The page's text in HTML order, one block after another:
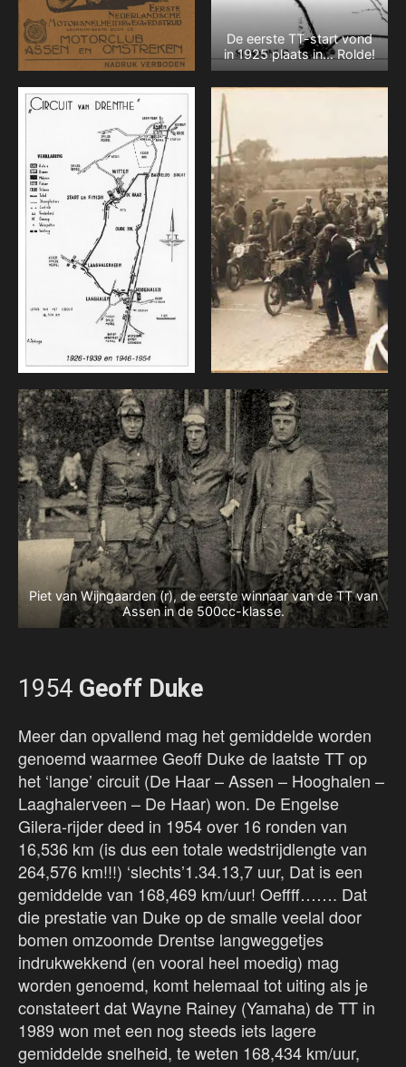
De eerste TT-start vond
in 1925 plaats in… Rolde!
Piet van Wijngaarden (r), de eerste winnaar van de TT van
Assen in de 500cc-klasse.
1954 Geoff Duke
Meer dan opvallend mag het gemiddelde worden
genoemd waarmee Geoff Duke de laatste TT op
het ‘lange’ circuit (De Haar – Assen – Hooghalen –
Laaghalerveen – De Haar) won. De Engelse
Gilera-rijder deed in 1954 over 16 ronden van
16,536 km (is dus een totale wedstrijdlengte van
264,576 km!!!) ‘slechts’1.34.13,7 uur, Dat is een
gemiddelde van 168,469 km/uur! Oeffff……. Dat
die prestatie van Duke op de smalle veelal door
bomen omzoomde Drentse langweggetjes
indrukwekkend (en vooral heel moedig) mag
worden genoemd, komt helemaal tot uiting als je
constateert dat Wayne Rainey (Yamaha) de TT in
1989 won met een nog steeds iets lagere
gemiddelde snelheid, te weten 168,434 km/uur,